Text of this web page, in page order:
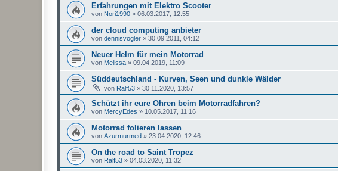
Erfahrungen mit Elektro Scooter
von Nori1990 » 06.03.2017, 12:55
der cloud computing anbieter
von dennisvogler » 30.09.2011, 04:12
Neuer Helm für mein Motorrad
von Melissa » 09.04.2019, 11:09
Süddeutschland - Kurven, Seen und dunkle Wälder
von Ralf53 » 30.11.2020, 13:57
Schützt ihr eure Ohren beim Motorradfahren?
von MercyEdes » 10.05.2017, 11:16
Motorrad folieren lassen
von Azurmurmed » 23.04.2020, 12:46
On the road to Saint Tropez
von Ralf53 » 04.03.2020, 11:32